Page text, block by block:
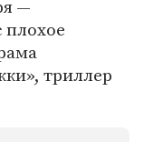
—
плохое
триллер